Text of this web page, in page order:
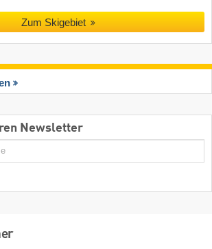
Zum Skigebiet
Newsletter